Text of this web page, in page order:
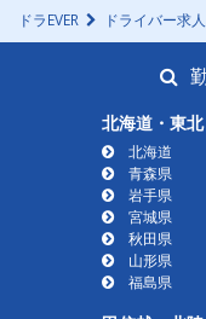
ドラEVER ドライバー求人
北海道・東北
北海道
青森県
岩手県
宮城県
秋田県
山形県
福島県